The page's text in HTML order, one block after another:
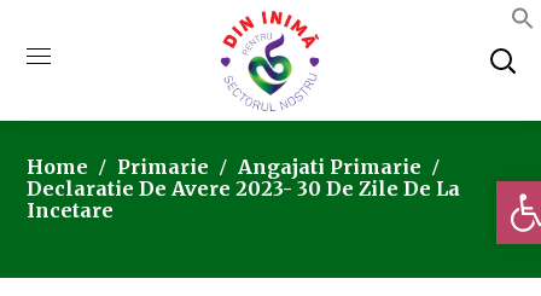
Home Primarie
Angajati Primarie
Declaratie De Avere 2023- 30 De Zile De La
Incetare